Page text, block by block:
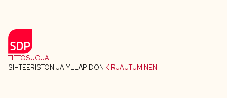
TIETOSUOJA
SIHTEERISTÖN JA YLLÄPIDON KIRJAUTUMINEN